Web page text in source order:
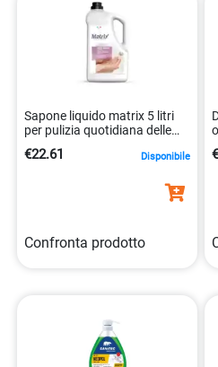
Sapone liquido matrix 5 litri
per pulizia quotidiana delle
€22.61 Disponibile
Confronta prodotto